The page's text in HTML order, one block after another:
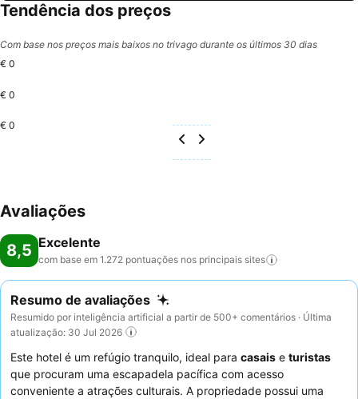
Tendência dos preços
Com base nos preços mais baixos no trivago durante os últimos 30 dias
€ 0
€ 0
€ 0
Avaliações
8,5 Excelente
com base em 1.272 pontuações nos principais sites
Resumo de avaliações
Resumido por inteligência artificial a partir de 500+ comentários · Última
atualização: 30 Jul 2026
Este hotel é um refúgio tranquilo, ideal para casais e turistas
que procuram uma escapadela pacífica com acesso
conveniente a atrações culturais. A propriedade possui uma